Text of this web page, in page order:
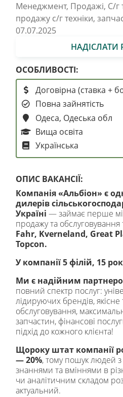
Менеджмент, Продажі, С/г
продажу с/г техніки,
07.07.2025
НАДІСЛАТИ
ОСОБЛИВОСТІ:
Договірна (ставка +
Повна зайнятість
Одеса, Одеська обл
Вища освіта
Українська
ОПИС ВАКАНСІЇ:
Компанія «Альбіон» є
дилерів
Україні — займає перше
продажу та обслуговування
Fahr, Kverneland, Great
Topcon.
У компанії 5 філій, 15
Ми є надійним
повний спектр послуг:
лідируючих брендів,
обслуговування,
запчастин, фінансові
підхід до кожного клієнта!
Щороку штат компанії
— 20%, тому пошук людей з
знаннями та вміннями в
чи аналітичним складом
актуальний.